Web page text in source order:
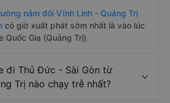
nằm đôi Vĩnh Linh - Quảng Trị
có giờ xuất phát sớm nhất là vào lúc
Quốc Gia (Quảng Trị).
đi Thủ Đức - Sài Gòn từ
Trị nào chạy trễ nhất?